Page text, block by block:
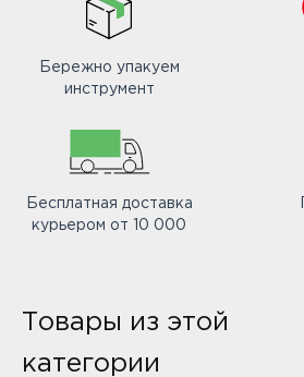
Бережно упакуем
инструмент
Бесплатная доставка
курьером от 10 000
Товары из этой
категории